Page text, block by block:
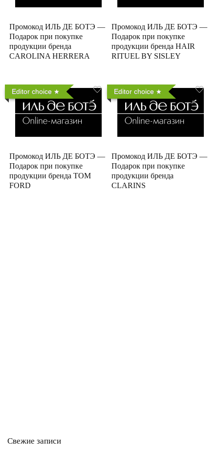
Промокод ИЛЬ ДЕ БОТЭ —
Подарок при покупке
продукции бренда
CAROLINA HERRERA
Промокод ИЛЬ ДЕ БОТЭ —
Подарок при покупке
продукции бренда HAIR
RITUEL BY SISLEY
Editor choice
Промокод ИЛЬ ДЕ БОТЭ —
Подарок при покупке
продукции бренда TOM
FORD
Editor choice
Промокод ИЛЬ ДЕ БОТЭ —
Подарок при покупке
продукции бренда
CLARINS
Свежие записи